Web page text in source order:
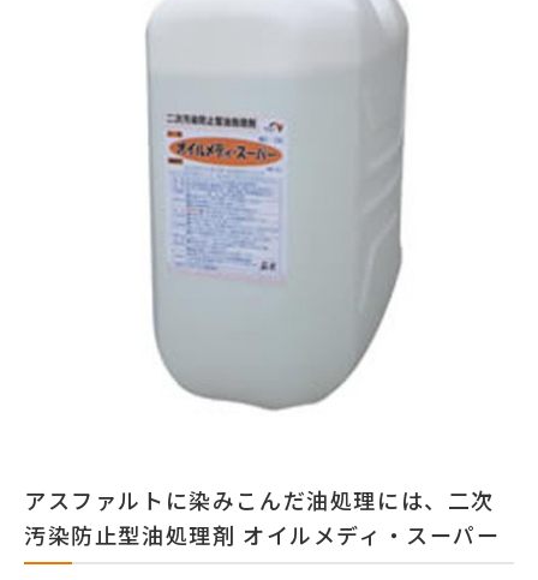
アスファルトに染みこんだ油処理には、二次
汚染防止型油処理剤 オイルメディ・スーパー